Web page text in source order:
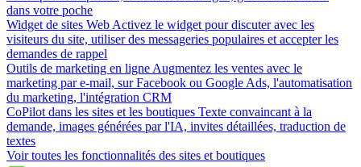
dans votre poche
Widget de sites Web Activez le widget pour discuter avec les
visiteurs du site, utiliser des messageries populaires et accepter les
demandes de rappel
Outils de marketing en ligne Augmentez les ventes avec le
marketing par e-mail, sur Facebook ou Google Ads, l'automatisation
du marketing, l'intégration CRM
CoPilot dans les sites et les boutiques Texte convaincant à la
demande, images générées par l'IA, invites détaillées, traduction de
textes
Voir toutes les fonctionnalités des sites et boutiques